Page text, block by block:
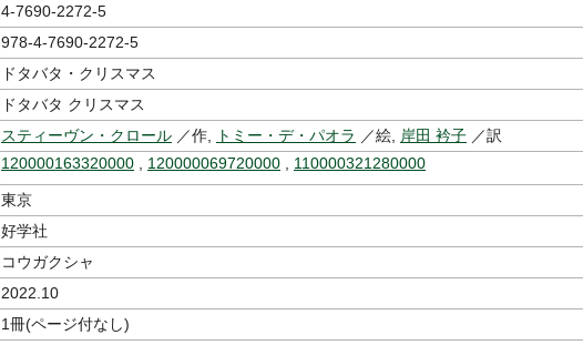
4-7690-2272-5
978-4-7690-2272-5
ドタバタ・クリスマス
ドタバタ クリスマス
スティーヴン・クロール ／作, トミー・デ・パオラ ／絵, 岸田 衿子 ／訳
120000163320000 120000069720000 110000321280000
東京
好学社
コウガクシャ
2022.10
1冊(ページ付なし)